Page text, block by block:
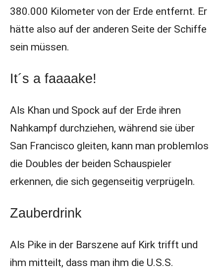
380.000 Kilometer von der Erde entfernt. Er
hätte also auf der anderen Seite der Schiffe
sein müssen.
It´s a faaaake!
Als Khan und Spock auf der Erde ihren
Nahkampf durchziehen, während sie über
San Francisco gleiten, kann man problemlos
die Doubles der beiden Schauspieler
erkennen, die sich gegenseitig verprügeln.
Zauberdrink
Als Pike in der Barszene auf Kirk trifft und
ihm mitteilt, dass man ihm die U.S.S.